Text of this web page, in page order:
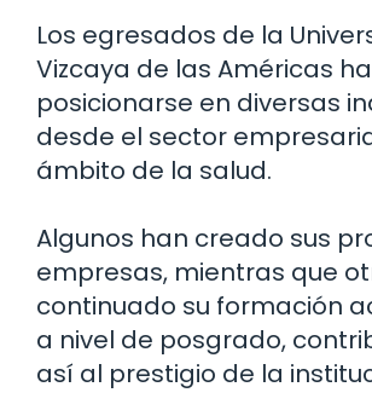
Los egresados de la
Vizcaya de las Américas
posicionarse en diversas
desde el sector
ámbito de la salud.
Algunos han creado sus
empresas, mientras que
continuado su formación
a nivel de posgrado,
así al prestigio de la